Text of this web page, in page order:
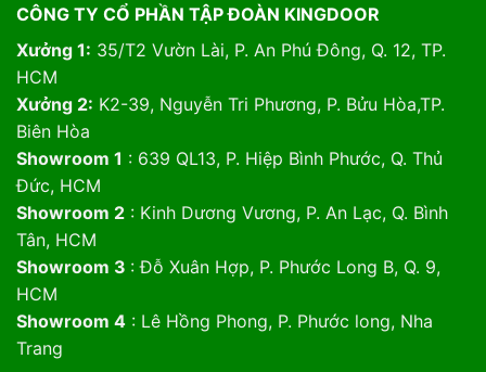
CÔNG TY CỔ PHẦN TẬP ĐOÀN KINGDOOR
Xưởng 1: 35/T2 Vườn Lài, P. An Phú Đông, Q. 12, TP.
HCM
Xưởng 2: K2-39, Nguyễn Tri Phương, P. Bửu Hòa,TP.
Biên Hòa
Showroom 1 : 639 QL13, P. Hiệp Bình Phước, Q. Thủ
Đức, HCM
Showroom 2: Kinh Dương Vương, P. An Lạc, Q. Bình
Tân, HCM
Showroom 3 : Đỗ Xuân Hợp, P. Phước Long B, Q. 9,
HCM
Showroom 4: Lê Hồng Phong, P. Phước long, Nha
Trang